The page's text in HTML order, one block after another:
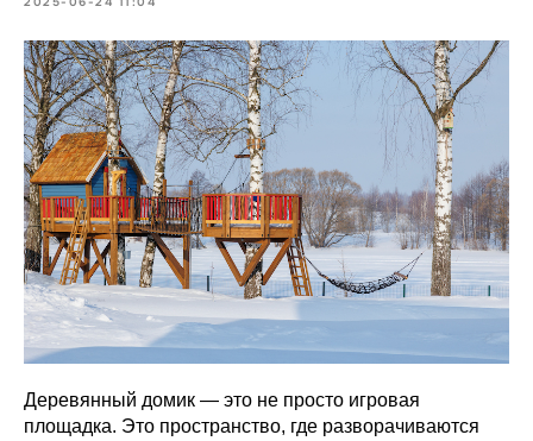
Деревянный домик — это не просто игровая
площадка. Это пространство, где разворачиваются